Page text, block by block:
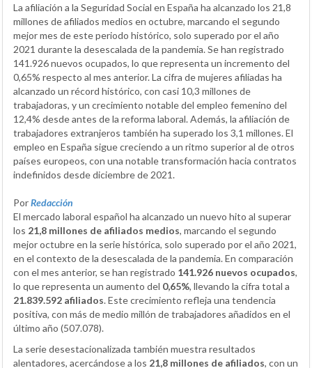
La afiliación a la Seguridad Social en España ha alcanzado los 21,8
millones de afiliados medios en octubre, marcando el segundo
mejor mes de este periodo histórico, solo superado por el año
2021 durante la desescalada de la pandemia. Se han registrado
141.926 nuevos ocupados, lo que representa un incremento del
0,65% respecto al mes anterior. La cifra de mujeres afiliadas ha
alcanzado un récord histórico, con casi 10,3 millones de
trabajadoras, y un crecimiento notable del empleo femenino del
12,4% desde antes de la reforma laboral. Además, la afiliación de
trabajadores extranjeros también ha superado los 3,1 millones. El
empleo en España sigue creciendo a un ritmo superior al de otros
países europeos, con una notable transformación hacia contratos
indefinidos desde diciembre de 2021.
PorRedacción
El mercado laboral español ha alcanzado un nuevo hito al superar
los 21,8 millones de afiliados medios, marcando el segundo
mejor octubre en la serie histórica, solo superado por el año 2021,
en el contexto de la desescalada de la pandemia. En comparación
con el mes anterior, se han registrado 141.926 nuevos ocupados,
lo que representa un aumento del 0,65%, llevando la cifra total a
21.839.592 afiliados. Este crecimiento refleja una tendencia
positiva, con más de medio millón de trabajadores añadidos en el
último año (507.078).
La serie desestacionalizada también muestra resultados
alentadores, acercándose a los 21,8 millones de afiliados, con un